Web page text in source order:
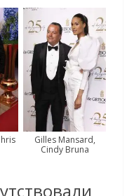
Gilles Mansard,
Cindy Bruna